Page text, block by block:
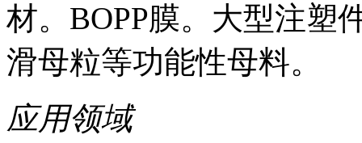
材。BOPP膜。大型注塑
滑母粒等功能性母料。
应用领域